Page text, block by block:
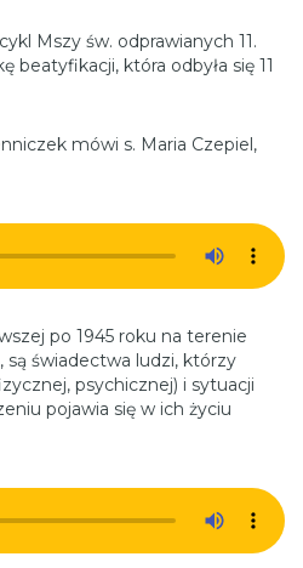
Mszy św. odprawianych 11.
beatyfikacji, która odbyła się 11
mówi s. Maria Czepiel,
po 1945 roku na terenie
są świadectwa ludzi, którzy
psychicznej) i sytuacji
pojawia się w ich życiu